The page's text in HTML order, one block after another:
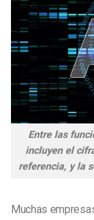
Entre las
incluyen el
referencia, y la
Muchas